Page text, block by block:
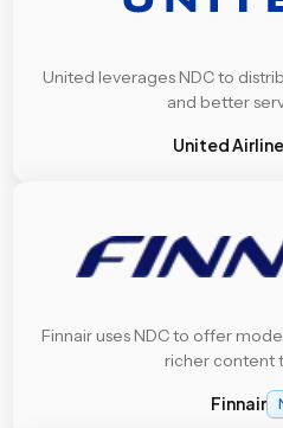
United leverages NDC to
and better
United
Finnair uses NDC to offer
richer content
Finnair